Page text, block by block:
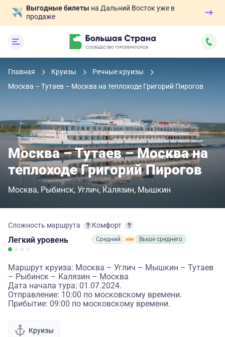
Выгодные билеты на Дальний Восток уже в
продаже
Главная Круизы
Речные круизы
Москва – Тутаев – Москва на теплоходе Григорий Пирогов
Москва – Тутаев – Москва на
теплоходе Григорий Пирогов
Москва Рыбинск Углич Калязин Мышкин
Сложность маршрута
Легкий уровень
Комфорт
Средний Выше среднего
Маршрут круиза: Москва – Углич – Мышкин – Тутаев
– Рыбинск – Калязин – Москва
Дата начала тура: 01.07.2024.
Отправление: 10:00 по московскому времени.
Прибытие: 09:00 по московскому времени.
Круизы